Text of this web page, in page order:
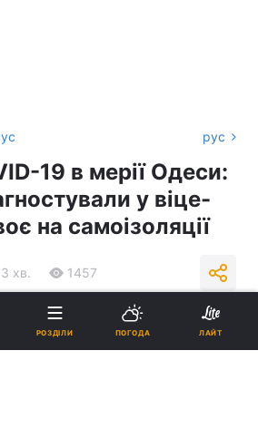
рус
19 в мерії Одеси:
у віце-
на самоізоляції
3 хв. 1457
на нас в Google
РОЗДІЛИ ПОГОДА ЛАЙТ